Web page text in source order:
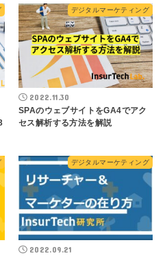
デジタルマーケティング
2022.11.30
SPAのウェブサイトをGA4でアク
セス解析する方法を解説
デジタルマーケティング
2022.09.21